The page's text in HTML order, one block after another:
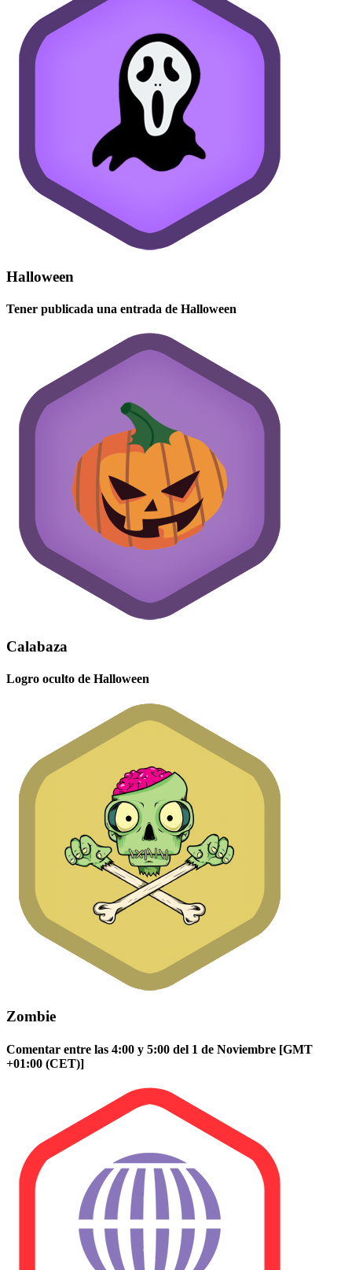
Halloween
Tener publicada una entrada de Halloween
Calabaza
Logro oculto de Halloween
Zombie
Comentar entre las 4:00 y 5:00 del 1 de Noviembre [GMT
+01:00 (CET)]